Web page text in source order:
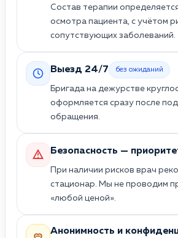
Состав терапии
осмотра пациента, с учётом
сопутствующих заболеваний.
Выезд 24/7 без ожиданий
Бригада на дежурстве
оформляется сразу после
обращения.
Безопасность —
При наличии рисков врач
стационар. Мы не проводим
«любой ценой».
Анонимность и